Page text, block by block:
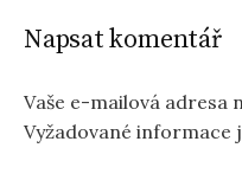
Napsat komentář
Vaše e-mailová adresa
Vyžadované informace